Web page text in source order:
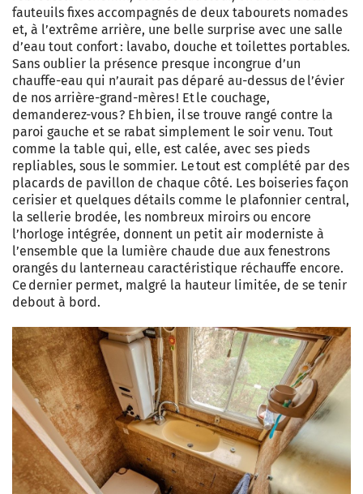
fauteuils fixes accompagnés de deux tabourets nomades
et, à l’extrême arrière, une belle surprise avec une salle
d’eau tout confort : lavabo, douche et toilettes portables.
Sans oublier la présence presque incongrue d’un
chauffe-eau qui n’aurait pas déparé au-dessus de l’évier
de nos arrière-grand-mères ! Et le couchage,
demanderez-vous ? Eh bien, il se trouve rangé contre la
paroi gauche et se rabat simplement le soir venu. Tout
comme la table qui, elle, est calée, avec ses pieds
repliables, sous le sommier. Le tout est complété par des
placards de pavillon de chaque côté. Les boiseries façon
cerisier et quelques détails comme le plafonnier central,
la sellerie brodée, les nombreux miroirs ou encore
l’horloge intégrée, donnent un petit air moderniste à
l’ensemble que la lumière chaude due aux fenestrons
orangés du lanterneau caractéristique réchauffe encore.
Ce dernier permet, malgré la hauteur limitée, de se tenir
debout à bord.